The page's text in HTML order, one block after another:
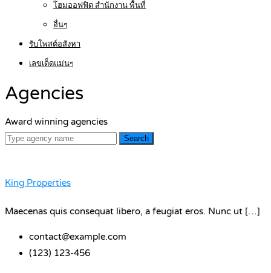
โฮมออฟฟิต สำนักงาน พื้นที่
อื่นๆ
รับโพสต์อสังหา
เลขเด็ดแม่นๆ
Agencies
Award winning agencies
Search
King Properties
Maecenas quis consequat libero, a feugiat eros. Nunc ut […]
contact@example.com
(123) 123-456